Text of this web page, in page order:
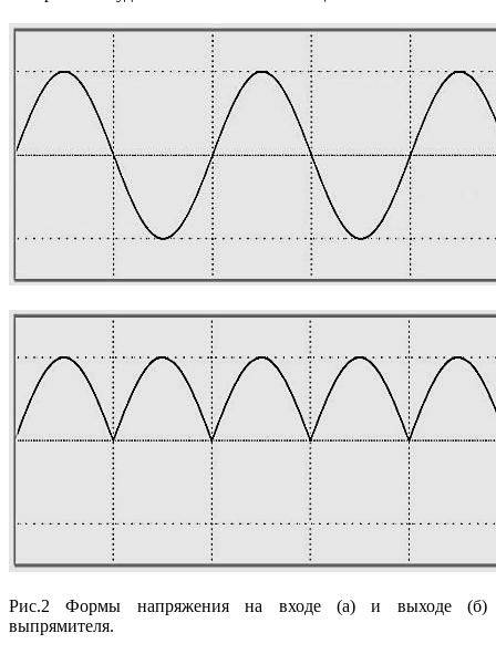
Рис.2 Формы напряжения на входе (а) и выходе (б)
выпрямителя.